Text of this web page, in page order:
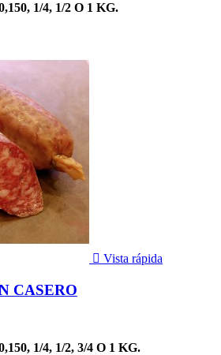
1/4, 1/2 O 1 KG.
 Vista rápida
CASERO
1/4, 1/2, 3/4 O 1 KG.